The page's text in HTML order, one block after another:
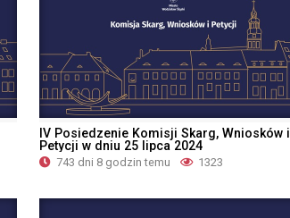
IV Posiedzenie Komisji Skarg, Wniosków i
Petycji w dniu 25 lipca 2024
743 dni 8 godzin temu 1323